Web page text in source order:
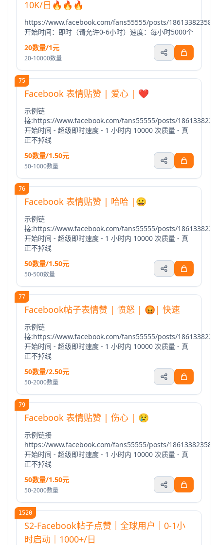
10K/日🔥🔥🔥
https://www.facebook.com/fans55555/posts/
开始时间：即时（请允许0-6小时）速度：每小时5000个
20数量/1元
20-10000数量
75
Facebook 表情贴赞 | 爱心 | ❤️
示例链
接:https://www.facebook.com/fans55555/posts/
开始时间 - 超级即时速度 - 1 小时内 10000 次质量 - 真
正不掉线
50数量/1.50元
50-1000数量
76
Facebook 表情贴赞 | 哈哈 |😀
示例链
接:https://www.facebook.com/fans55555/posts/
开始时间 - 超级即时速度 - 1 小时内 10000 次质量 - 真
正不掉线
50数量/1.50元
50-500数量
77
Facebook帖子表情赞 | 愤怒 | 😡| 快速
示例链
接:https://www.facebook.com/fans55555/posts/
开始时间 - 超级即时速度 - 1 小时内 10000 次质量 - 真
正不掉线
50数量/2.50元
50-2000数量
79
Facebook 表情贴赞 | 伤心 | 😢
示例链接
https://www.facebook.com/fans55555/posts/
开始时间 - 超级即时速度 - 1 小时内 10000 次质量 - 真
正不掉线
50数量/1.50元
50-2000数量
1520
S2-Facebook帖子点赞｜全球用户｜0-1小
时启动｜1000+/日